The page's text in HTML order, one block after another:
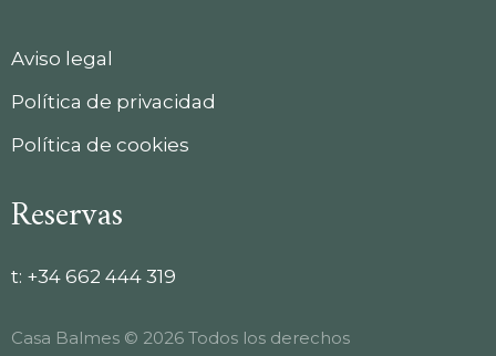
Aviso legal
Política de privacidad
Política de cookies
Reservas
t: +34 662 444 319
Casa Balmes © 2026 Todos los derechos